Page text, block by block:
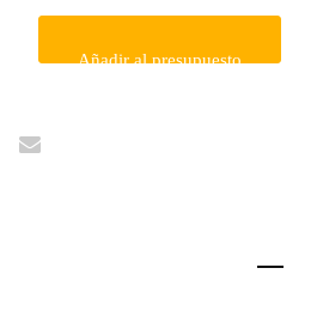
Añadir al presupuesto